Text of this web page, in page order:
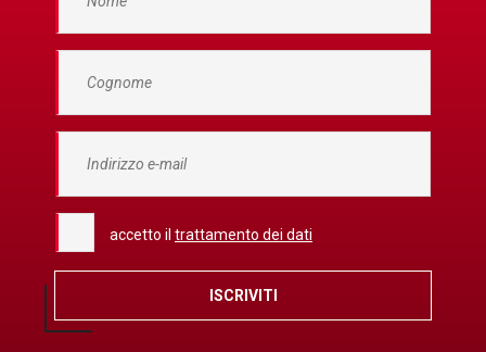
accetto il trattamento dei dati
ISCRIVITI